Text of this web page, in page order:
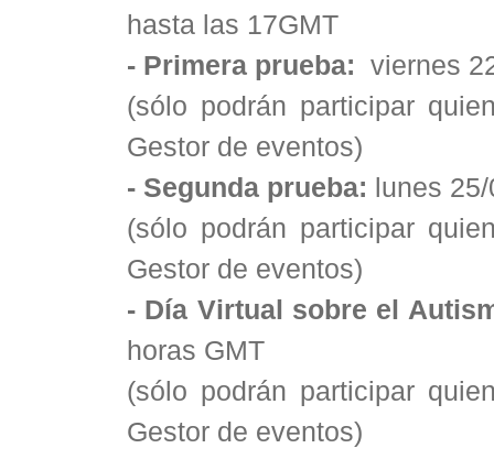
hasta las 17GMT
- Primera prueba: viernes
(sólo podrán participar
Gestor de eventos)
- Segunda prueba: lunes
(sólo podrán participar
Gestor de eventos)
- Día Virtual sobre el
horas GMT
(sólo podrán participar
Gestor de eventos)